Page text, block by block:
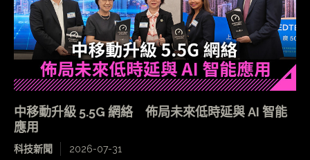
中移動升級 5.5G 網絡 佈局未來低時延與 AI 智能
應用
科技新聞 2026-07-31